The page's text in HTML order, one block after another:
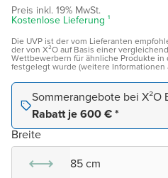
Preis inkl. 19% MwSt.
Kostenlose Lieferung ¹
Die UVP ist der vom Lieferanten
der von X²O auf Basis einer
Wettbewerbern für ähnliche Produkte
festgelegt wurde (weitere Informationen
Sommerangebote bei X²O
Rabatt je 600 € *
Breite
85 cm